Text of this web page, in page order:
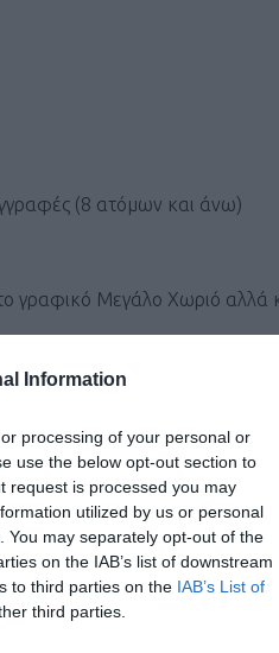
Information
processing of your personal or
use the below opt-out section to
request is processed you may
utilized by us or personal
may separately opt-out of the
on the IAB’s list of downstream
to third parties on the IAB’s List of
third parties.
(8 ατόμων και άνω)
γραφικό Μεγάλο Χωριό αλλά
.